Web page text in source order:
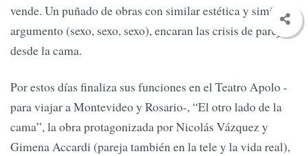
vende. Un puñado de obras con similar estética y similar
argumento (sexo, sexo, sexo), encaran las crisis de parejas
desde la cama.
Por estos días finaliza sus funciones en el Teatro Apolo -
para viajar a Montevideo y Rosario-, “El otro lado de la
cama”, la obra protagonizada por Nicolás Vázquez y
Gimena Accardi (pareja también en la tele y la vida real),